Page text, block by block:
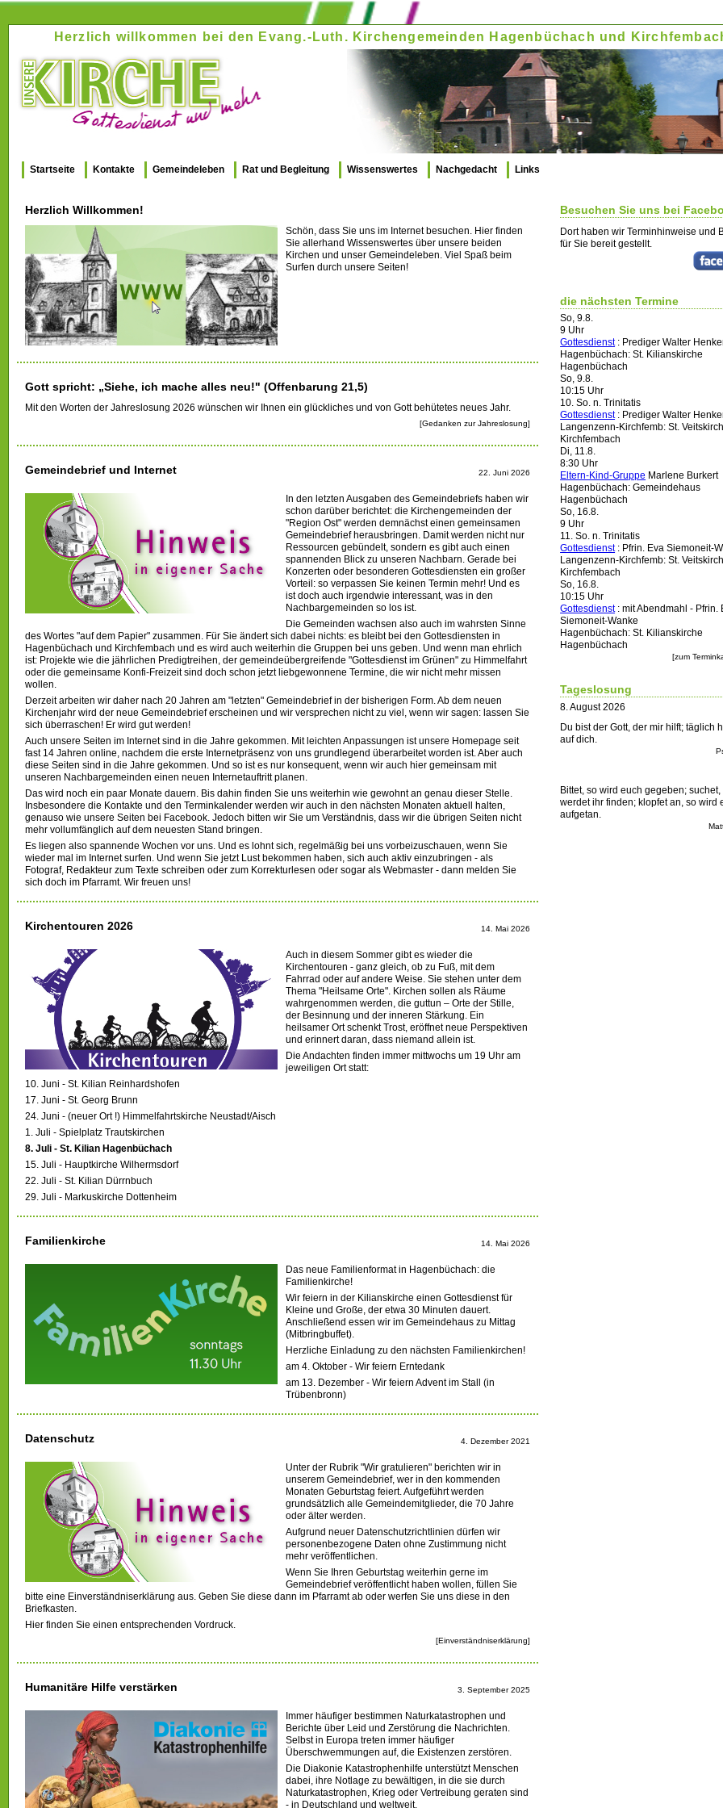
Herzlich willkommen bei den Evang.-Luth. Kirchengemeinden Hagenbüchach und
Startseite Kontakte Gemeindeleben Rat und Begleitung Wissenswertes Nachgedacht Links
Herzlich Willkommen!
Schön, dass Sie uns im Internet besuchen. Hier finden
Sie allerhand Wissenswertes über unsere beiden
Kirchen und unser Gemeindeleben. Viel Spaß beim
Surfen durch unsere Seiten!
Gott spricht: „Siehe, ich mache alles neu!" (Offenbarung 21,5)
Mit den Worten der Jahreslosung 2026 wünschen wir Ihnen ein glückliches und von Gott behütetes neues Jahr.
[Gedanken zur Jahreslosung]
Gemeindebrief und Internet 22. Juni 2026
In den letzten Ausgaben des Gemeindebriefs haben wir
schon darüber berichtet: die Kirchengemeinden der
"Region Ost" werden demnächst einen gemeinsamen
Gemeindebrief herausbringen. Damit werden nicht nur
Ressourcen gebündelt, sondern es gibt auch einen
spannenden Blick zu unseren Nachbarn. Gerade bei
Konzerten oder besonderen Gottesdiensten ein großer
Vorteil: so verpassen Sie keinen Termin mehr! Und es
ist doch auch irgendwie interessant, was in den
Nachbargemeinden so los ist.
Die Gemeinden wachsen also auch im wahrsten Sinne
des Wortes "auf dem Papier" zusammen. Für Sie ändert sich dabei nichts: es bleibt bei den Gottesdiensten in
Hagenbüchach und Kirchfembach und es wird auch weiterhin die Gruppen bei uns geben. Und wenn man ehrlich
ist: Projekte wie die jährlichen Predigtreihen, der gemeindeübergreifende "Gottesdienst im Grünen" zu Himmelfahrt
oder die gemeinsame Konfi-Freizeit sind doch schon jetzt liebgewonnene Termine, die wir nicht mehr missen
wollen.
Derzeit arbeiten wir daher nach 20 Jahren am "letzten" Gemeindebrief in der bisherigen Form. Ab dem neuen
Kirchenjahr wird der neue Gemeindebrief erscheinen und wir versprechen nicht zu viel, wenn wir sagen: lassen Sie
sich überraschen! Er wird gut werden!
Auch unsere Seiten im Internet sind in die Jahre gekommen. Mit leichten Anpassungen ist unsere Homepage seit
fast 14 Jahren online, nachdem die erste Internetpräsenz von uns grundlegend überarbeitet worden ist. Aber auch
diese Seiten sind in die Jahre gekommen. Und so ist es nur konsequent, wenn wir auch hier gemeinsam mit
unseren Nachbargemeinden einen neuen Internetauftritt planen.
Das wird noch ein paar Monate dauern. Bis dahin finden Sie uns weiterhin wie gewohnt an genau dieser Stelle.
Insbesondere die Kontakte und den Terminkalender werden wir auch in den nächsten Monaten aktuell halten,
genauso wie unsere Seiten bei Facebook. Jedoch bitten wir Sie um Verständnis, dass wir die übrigen Seiten nicht
mehr vollumfänglich auf dem neuesten Stand bringen.
Es liegen also spannende Wochen vor uns. Und es lohnt sich, regelmäßig bei uns vorbeizuschauen, wenn Sie
wieder mal im Internet surfen. Und wenn Sie jetzt Lust bekommen haben, sich auch aktiv einzubringen - als
Fotograf, Redakteur zum Texte schreiben oder zum Korrekturlesen oder sogar als Webmaster - dann melden Sie
sich doch im Pfarramt. Wir freuen uns!
Kirchentouren 2026 14. Mai 2026
Auch in diesem Sommer gibt es wieder die
Kirchentouren - ganz gleich, ob zu Fuß, mit dem
Fahrrad oder auf andere Weise. Sie stehen unter dem
Thema "Heilsame Orte". Kirchen sollen als Räume
wahrgenommen werden, die guttun – Orte der Stille,
der Besinnung und der inneren Stärkung. Ein
heilsamer Ort schenkt Trost, eröffnet neue Perspektiven
und erinnert daran, dass niemand allein ist.
Die Andachten finden immer mittwochs um 19 Uhr am
jeweiligen Ort statt:
10. Juni - St. Kilian Reinhardshofen
17. Juni - St. Georg Brunn
24. Juni - (neuer Ort !) Himmelfahrtskirche Neustadt/Aisch
1. Juli - Spielplatz Trautskirchen
8. Juli - St. Kilian Hagenbüchach
15. Juli - Hauptkirche Wilhermsdorf
22. Juli - St. Kilian Dürrnbuch
29. Juli - Markuskirche Dottenheim
Familienkirche 14. Mai 2026
Das neue Familienformat in Hagenbüchach: die
Familienkirche!
Wir feiern in der Kilianskirche einen Gottesdienst für
Kleine und Große, der etwa 30 Minuten dauert.
Anschließend essen wir im Gemeindehaus zu Mittag
(Mitbringbuffet).
Herzliche Einladung zu den nächsten Familienkirchen!
am 4. Oktober - Wir feiern Erntedank
am 13. Dezember - Wir feiern Advent im Stall (in
Trübenbronn)
Datenschutz 4. Dezember 2021
Unter der Rubrik "Wir gratulieren" berichten wir in
unserem Gemeindebrief, wer in den kommenden
Monaten Geburtstag feiert. Aufgeführt werden
grundsätzlich alle Gemeindemitglieder, die 70 Jahre
oder älter werden.
Aufgrund neuer Datenschutzrichtlinien dürfen wir
personenbezogene Daten ohne Zustimmung nicht
mehr veröffentlichen.
Wenn Sie Ihren Geburtstag weiterhin gerne im
Gemeindebrief veröffentlicht haben wollen, füllen Sie
bitte eine Einverständniserklärung aus. Geben Sie diese dann im Pfarramt ab oder werfen Sie uns diese in den
Briefkasten.
Hier finden Sie einen entsprechenden Vordruck.
[Einverständniserklärung]
Humanitäre Hilfe verstärken 3. September 2025
Immer häufiger bestimmen Naturkatastrophen und
Berichte über Leid und Zerstörung die Nachrichten.
Selbst in Europa treten immer häufiger
Überschwemmungen auf, die Existenzen zerstören.
Die Diakonie Katastrophenhilfe unterstützt Menschen
dabei, ihre Notlage zu bewältigen, in die sie durch
Naturkatastrophen, Krieg oder Vertreibung geraten sind
- in Deutschland und weltweit.
Besuchen Sie uns bei
Dort haben wir Terminhinweise und
für Sie bereit gestellt.
die nächsten Termine
So, 9.8.
9 Uhr
Gottesdienst: Prediger Walter
Hagenbüchach:St. Kilianskirche
Hagenbüchach
So, 9.8.
10:15 Uhr
10. So. n. Trinitatis
Gottesdienst: Prediger Walter
Langenzenn-Kirchfemb:St.
Kirchfembach
Di, 11.8.
8:30 Uhr
Eltern-Kind-Gruppe Marlene Burkert
Hagenbüchach:Gemeindehaus
Hagenbüchach
So, 16.8.
9 Uhr
11. So. n. Trinitatis
Gottesdienst: Pfrin. Eva Siemoneit-
Langenzenn-Kirchfemb:St.
Kirchfembach
So, 16.8.
10:15 Uhr
Gottesdienst:mit Abendmahl - Pfrin.
Siemoneit-Wanke
Hagenbüchach:St. Kilianskirche
Hagenbüchach
[zum
Tageslosung
8. August 2026
Du bist der Gott, der mir hilft; täglich
auf dich.
Bittet, so wird euch gegeben; suchet,
werdet ihr finden; klopfet an, so wird
aufgetan.